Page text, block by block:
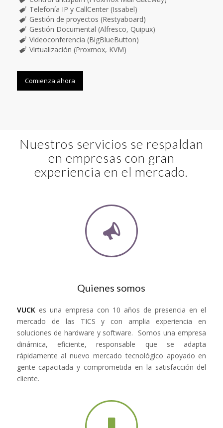
Telefonía IP y CallCenter (Issabel)
Gestión de proyectos (Restyaboard)
Gestión Documental (Alfresco, Quipux)
Videoconferencia (BigBlueButton)
Virtualización (Proxmox, KVM)
Comienza ahora
Nuestros servicios se respaldan
en empresas con gran
experiencia en el mercado.
Quienes somos
VUCKes una empresa con 10 años de presencia en el
mercado de las TICS y con amplia experiencia en
soluciones de hardware y software. Somos una empresa
dinámica, eficiente, responsable que se adapta
rápidamente al nuevo mercado tecnológico apoyado en
gente capacitada y comprometida en la satisfacción del
cliente.